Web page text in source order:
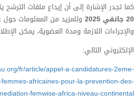
ملفات الترشح يتم عبر الإنترنت،قبل تاريخ
المعلومات حول عملية تقديم الطلبات
يمكن الإطلاع على الرابط
http://www.peaceau.org/fr/article/
promotion-du-reseau-des-femmes-
conflits-et-la-mediation-
.